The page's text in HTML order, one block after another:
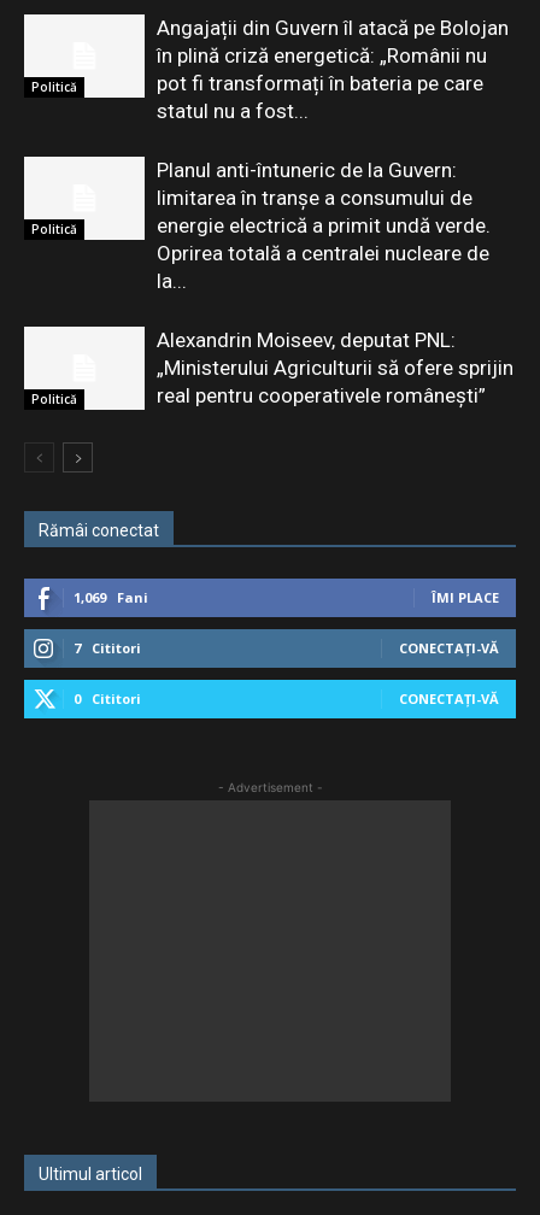
Politică
Angajații din Guvern îl atacă pe Bolojan
în plină criză energetică: „Românii nu
pot fi transformați în bateria pe care
statul nu a fost...
Politică
Planul anti-întuneric de la Guvern:
limitarea în tranşe a consumului de
energie electrică a primit undă verde.
Oprirea totală a centralei nucleare de
la...
Politică
Alexandrin Moiseev, deputat PNL:
„Ministerului Agriculturii să ofere sprijin
real pentru cooperativele românești”
Rămâi conectat
1,069 Fani ÎMI PLACE
7 Cititori CONECTAȚI-VĂ
0 Cititori CONECTAȚI-VĂ
- Advertisement -
Ultimul articol